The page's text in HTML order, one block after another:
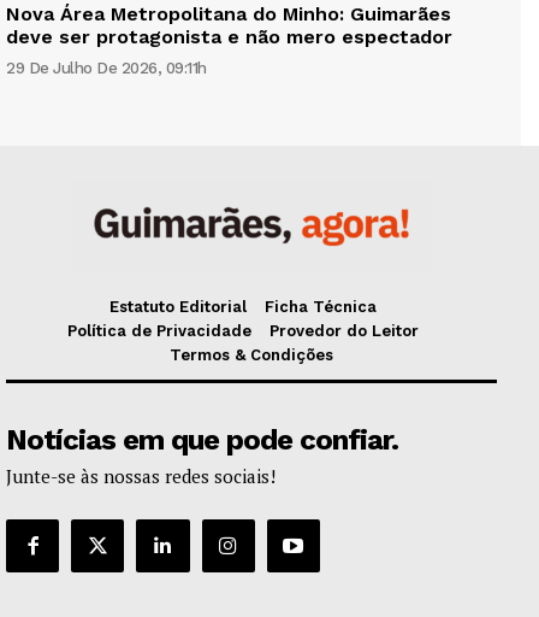
Nova Área Metropolitana do Minho: Guimarães
deve ser protagonista e não mero espectador
29 De Julho De 2026, 09:11h
Estatuto Editorial
Ficha Técnica
Política de Privacidade
Provedor do Leitor
Termos & Condições
Notícias em que pode confiar.
Junte-se às nossas redes sociais!